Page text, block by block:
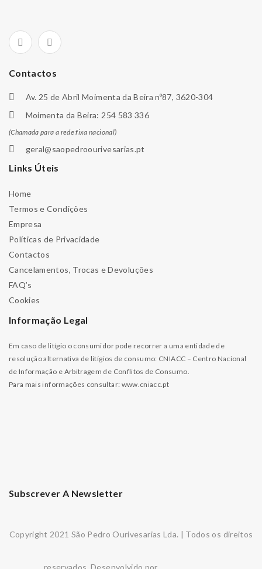
Contactos
Av. 25 de Abril Moimenta da Beira nº87, 3620-304
Moimenta da Beira: 254 583 336
(Chamada para a rede fixa nacional)
geral@saopedroourivesarias.pt
Links Úteis
Home
Termos e Condições
Empresa
Políticas de Privacidade
Contactos
Cancelamentos, Trocas e Devoluções
FAQ’s
Cookies
Informação Legal
Em caso de litígio o consumidor pode recorrer a uma entidade de
resolução alternativa de litígios de consumo: CNIACC – Centro Nacional
de Informação e Arbitragem de Conflitos de Consumo.
Para mais informações consultar: www.cniacc.pt
Subscrever A Newsletter
Copyright 2021 São Pedro Ourivesarias Lda. | Todos os direitos
reservados. Desenvolvido por